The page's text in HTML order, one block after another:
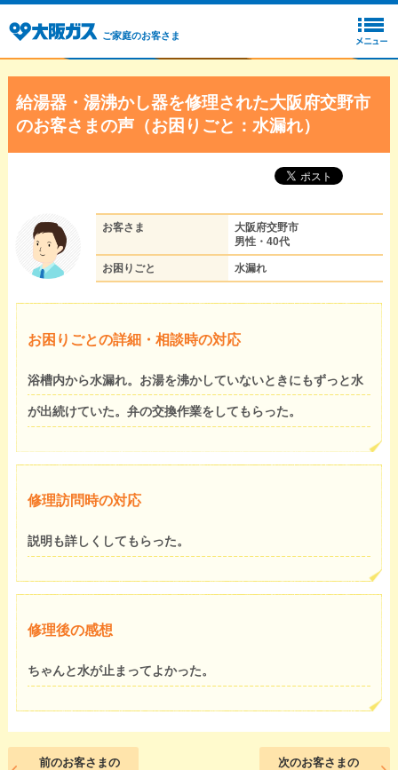
ご家庭のお客さま
給湯器・湯沸かし器を修理された大阪府交野市
のお客さまの声（お困りごと：水漏れ）
お客さま
大阪府交野市
男性・40代
お困りごと 水漏れ
お困りごとの詳細・相談時の対応
浴槽内から水漏れ。お湯を沸かしていないときにもずっと水
が出続けていた。弁の交換作業をしてもらった。
修理訪問時の対応
説明も詳しくしてもらった。
修理後の感想
ちゃんと水が止まってよかった。
前のお客さまの
次のお客さまの